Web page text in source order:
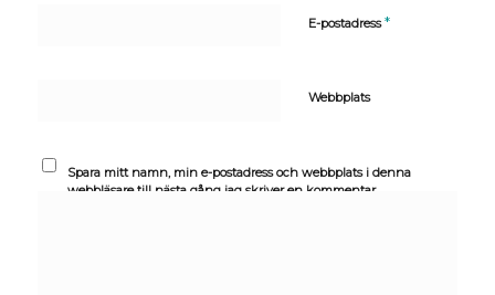
E-postadress*
Webbplats
Spara mitt namn, min e-postadress och webbplats i denna
webbläsare till nästa gång jag skriver en kommentar.